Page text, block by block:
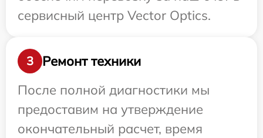
сервисный центр Vector Optics.
3
Ремонт техники
После полной диагностики мы
предоставим на утверждение
окончательный расчет, время